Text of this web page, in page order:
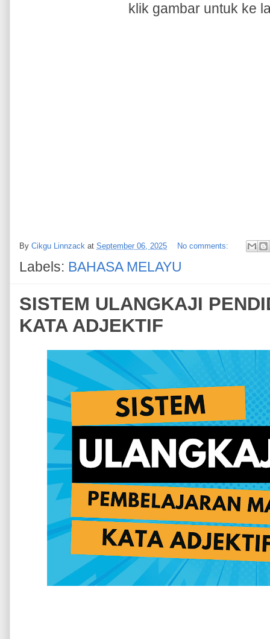
klik gambar untuk ke
By Cikgu Linnzack at September 06, 2025 No comments:
Labels: BAHASA MELAYU
SISTEM ULANGKAJI
KATA ADJEKTIF